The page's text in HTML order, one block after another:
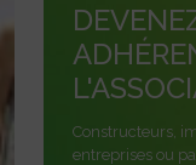
Constructeurs,
entreprises ou